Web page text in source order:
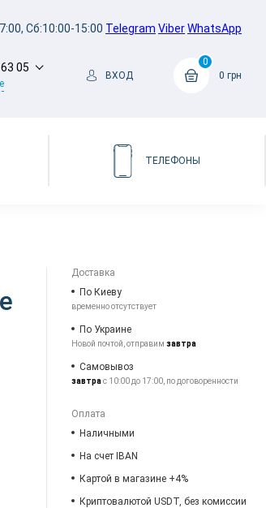
Сб:10:00-15:00 Telegram ViberWhatsApp
05
ВХОД
0
0 грн
ТЕЛЕФОНЫ
Доставка
По Киеву
временно отсутствует
По Украине
Новой почтой, отправимзавтра
Самовывоз
завтрас 10:00 до 17:00, по договоренности
Оплата
Наличными
На счет IBAN
Картой в магазине +4%
Криптовалютой USDT, без комиссии